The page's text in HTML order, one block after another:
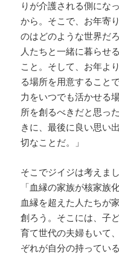
りが介護される側にな
から。そこで、お年寄
のはどのような世界だ
人たちと一緒に暮らせ
こと。そして、お年よ
る場所を用意すること
力をいつでも活かせる
所を創るべきだと思っ
きに、最後に良い思い
切なことだ。」
そこでジイジは考えまし
「血縁の家族が核家族
血縁を超えた人たちが
創ろう。そこには、子
育て世代の夫婦もいて
ぞれが自分の持ってい